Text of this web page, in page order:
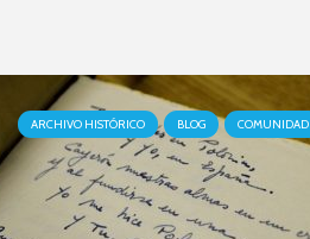
ARCHIVO HISTÓRICO BLOG COMUNIDAD